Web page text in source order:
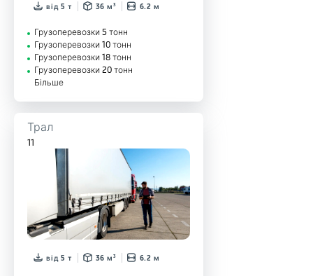
від 5 т 36 м³ 6.2 м
Грузоперевозки 5 тонн
Грузоперевозки 10 тонн
Грузоперевозки 18 тонн
Грузоперевозки 20 тонн
Більше
Трал
11
від 5 т 36 м³ 6.2 м